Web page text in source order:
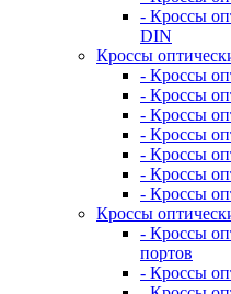
- Кроссы
DIN
Кроссы
- Кроссы
- Кроссы
- Кроссы
- Кроссы
- Кроссы
- Кроссы
- Кроссы
Кроссы
- Кроссы
портов
- Кроссы